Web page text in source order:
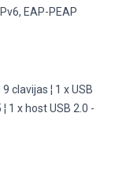
EAP-PEAP
clavijas ¦ 1 x USB
1 x host USB 2.0 -